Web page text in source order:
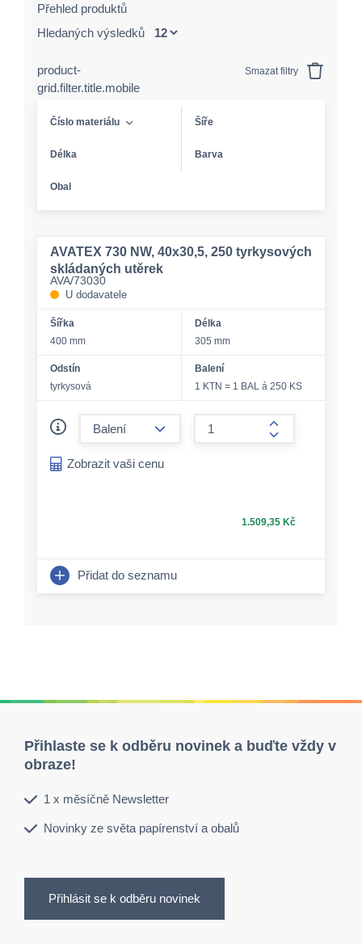
Přehled produktů
Hledaných výsledků
product-
grid.filter.title.mobile
Smazat filtry
Číslo materiálu Šíře
Délka Barva
Obal
AVATEX 730 NW, 40x30,5, 250 tyrkysových
skládaných utěrek
AVA/73030
U dodavatele
Šířka
400 mm
Délka
305 mm
Odstín
tyrkysová
Balení
1 KTN = 1 BAL á 250 KS
form.increase-
Zobrazit vaši cenu
1.509,35 Kč
Přidat do seznamu
Přihlaste se k odběru novinek a buďte vždy v
obraze!
1 x měsíčně Newsletter
Novinky ze světa papírenství a obalů
Přihlásit se k odběru novinek